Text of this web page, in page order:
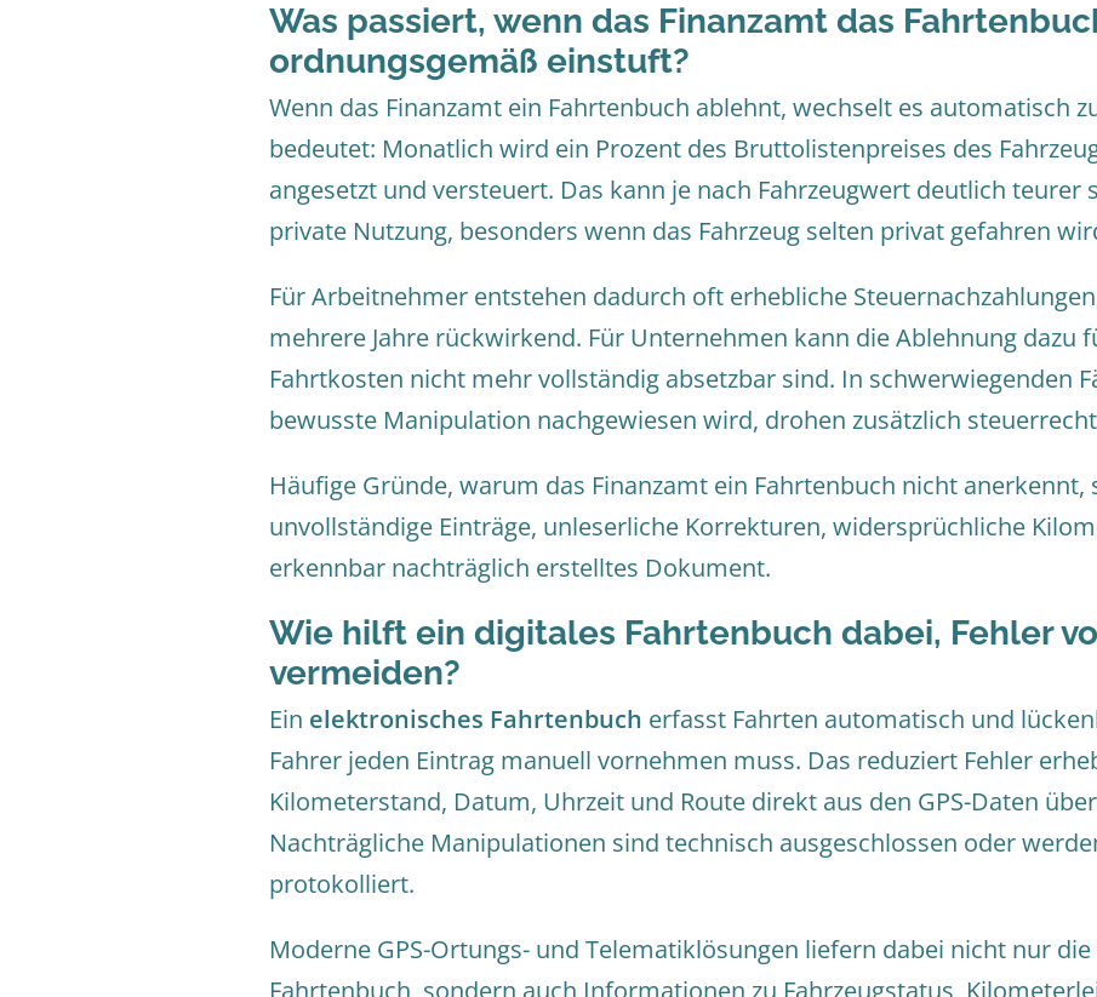
Was passiert, wenn das Finanzamt das
ordnungsgemäß einstuft?
Wenn das Finanzamt ein Fahrtenbuch ablehnt, wechselt es automatisch
bedeutet: Monatlich wird ein Prozent des Bruttolistenpreises des
angesetzt und versteuert. Das kann je nach Fahrzeugwert deutlich teurer
private Nutzung, besonders wenn das Fahrzeug selten privat gefahren
Für Arbeitnehmer entstehen dadurch oft erhebliche
mehrere Jahre rückwirkend. Für Unternehmen kann die Ablehnung dazu
Fahrtkosten nicht mehr vollständig absetzbar sind. In schwerwiegenden
bewusste Manipulation nachgewiesen wird, drohen zusätzlich
Häufige Gründe, warum das Finanzamt ein Fahrtenbuch nicht
unvollständige Einträge, unleserliche Korrekturen, widersprüchliche
erkennbar nachträglich erstelltes Dokument.
Wie hilft ein digitales Fahrtenbuch dabei, Fehler
vermeiden?
Ein elektronisches Fahrtenbuch erfasst Fahrten automatisch und
Fahrer jeden Eintrag manuell vornehmen muss. Das reduziert Fehler
Kilometerstand, Datum, Uhrzeit und Route direkt aus den GPS-Daten
Nachträgliche Manipulationen sind technisch ausgeschlossen oder
protokolliert.
Moderne GPS-Ortungs- und Telematiklösungen liefern dabei nicht nur
Fahrtenbuch, sondern auch Informationen zu Fahrzeugstatus,